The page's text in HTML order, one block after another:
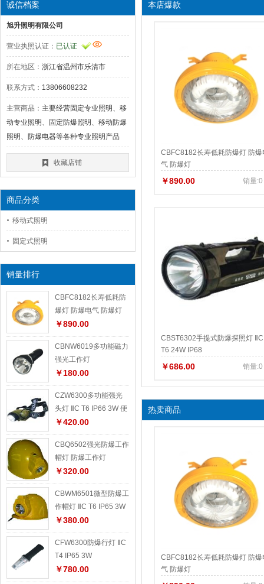
诚信档案
旭升照明有限公司
营业执照认证： 已认证
所在地区： 浙江省温州市乐清市
联系方式： 13806608232
主营商品： 主要经营固定专业照明、移
动专业照明、固定防爆照明、移动防爆
照明、防爆电器等各种专业照明产品
收藏店铺
商品分类
移动式照明
固定式照明
销量排行
CBFC8182长寿低耗防
爆灯 防爆电气 防爆灯
￥890.00
CBNW6019多功能磁力
强光工作灯
￥180.00
CZW6300多功能强光
头灯 ⅡC T6 IP66 3W 便
携式防爆强光灯
￥420.00
CBQ6502强光防爆工作
帽灯 防爆工作灯
￥320.00
CBWM6501微型防爆工
作帽灯 ⅡC T6 IP65 3W
防爆工作灯
￥380.00
CFW6300防爆行灯 ⅡC
T4 IP65 3W
￥780.00
本店爆款
CBFC8182长寿低耗防爆灯 防爆
气 防爆灯
￥890.00 销量:0
CBST6302手提式防爆探照灯 ⅡC
T6 24W IP68
￥686.00 销量:0
热卖商品
CBFC8182长寿低耗防爆灯 防爆
气 防爆灯